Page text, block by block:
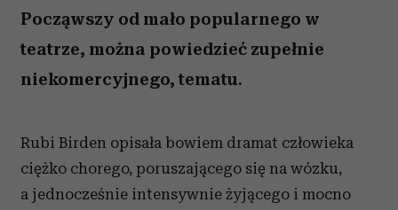
Począwszy od mało popularnego w
teatrze, można powiedzieć zupełnie
niekomercyjnego, tematu.
Rubi Birden opisała bowiem dramat człowieka
ciężko chorego, poruszającego się na wózku,
a jednocześnie intensywnie żyjącego i mocno